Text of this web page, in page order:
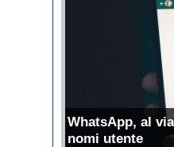
WhatsApp, al
nomi utente